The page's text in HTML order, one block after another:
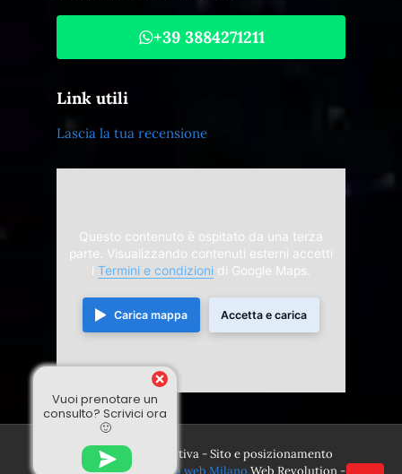
+39 3884271211
Link utili
Lascia la tua recensione
Questo contenuto è ospitato da una terza
parte. Visualizzando contenuti esterni accetti
i Termini e condizioni di Google Maps.
Carica mappa Accetta e carica
© 2024 Divina Sensitiva - Sito e posizionamento
realizzato dall'
Agenzia web Milano Web Revolution -
Vuoi prenotare un
consulto? Scrivici ora
🙂